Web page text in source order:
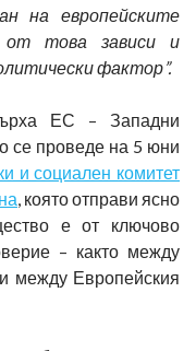
на европейските
от това зависи и
фактор”.
ЕС – Западни
се проведе на 5 юни
и социален комитет
, която отправи ясно
е от ключово
– както между
между Европейския